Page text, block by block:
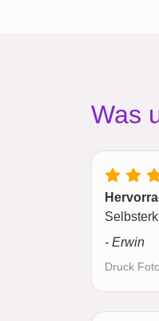
Was
- Erwin
Druck